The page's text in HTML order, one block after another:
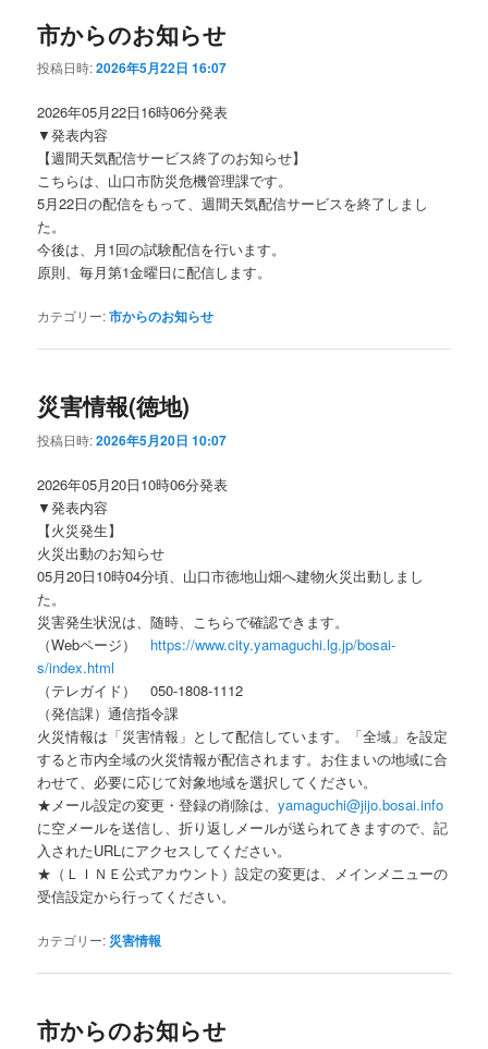
市からのお知らせ
投稿日時:2026年5月22日 16:07
2026年05月22日16時06分発表
▼発表内容
【週間天気配信サービス終了のお知らせ】
こちらは、山口市防災危機管理課です。
5月22日の配信をもって、週間天気配信サービスを終了しまし
た。
今後は、月1回の試験配信を行います。
原則、毎月第1金曜日に配信します。
カテゴリー:市からのお知らせ
災害情報(徳地)
投稿日時:2026年5月20日 10:07
2026年05月20日10時06分発表
▼発表内容
【火災発生】
火災出動のお知らせ
05月20日10時04分頃、山口市徳地山畑へ建物火災出動しまし
た。
災害発生状況は、随時、こちらで確認できます。
（Webページ） https://www.city.yamaguchi.lg.jp/bosai-
s/index.html
（テレガイド） 050-1808-1112
（発信課）通信指令課
火災情報は「災害情報」として配信しています。「全域」を設定
すると市内全域の火災情報が配信されます。お住まいの地域に合
わせて、必要に応じて対象地域を選択してください。
★メール設定の変更・登録の削除は、yamaguchi@jijo.bosai.info
に空メールを送信し、折り返しメールが送られてきますので、記
入されたURLにアクセスしてください。
★（ＬＩＮＥ公式アカウント）設定の変更は、メインメニューの
受信設定から行ってください。
カテゴリー: 災害情報
市からのお知らせ